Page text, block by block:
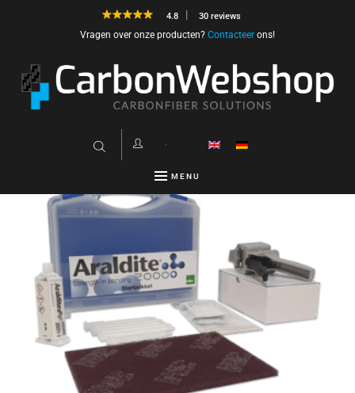
4.8 30 reviews
Vragen over onze producten? Contacteer ons!
MENU